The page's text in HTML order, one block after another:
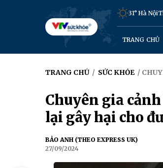
31° Hà Nội
TRANG CHỦ
TRANG CHỦ / SỨC KHỎE /
Chuyên gia
lại gây hại cho
BẢO ANH (THEO EXPRESS UK)
27/09/2024